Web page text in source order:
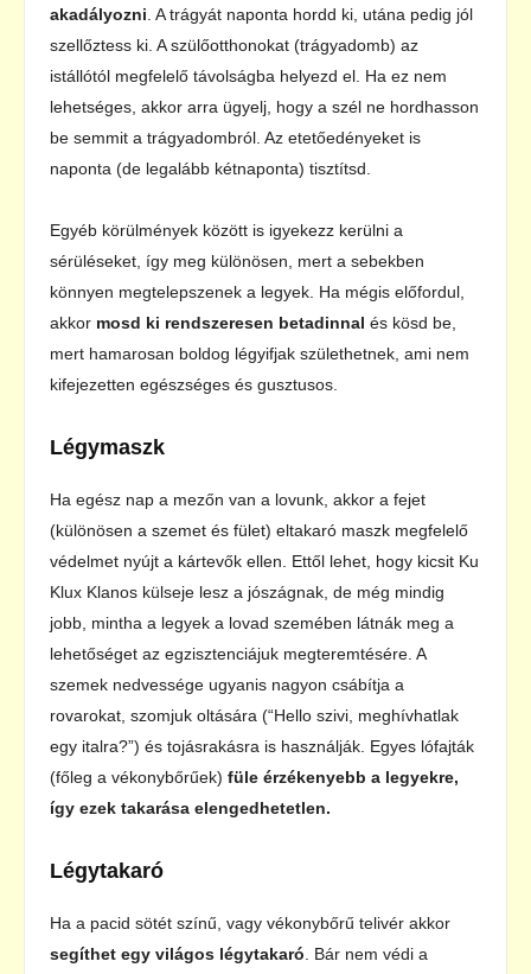
akadályozni. A trágyát naponta hordd ki, utána pedig jól
szellőztess ki. A szülőotthonokat (trágyadomb) az
istállótól megfelelő távolságba helyezd el. Ha ez nem
lehetséges, akkor arra ügyelj, hogy a szél ne hordhasson
be semmit a trágyadombról. Az etetőedényeket is
naponta (de legalább kétnaponta) tisztítsd.
Egyéb körülmények között is igyekezz kerülni a
sérüléseket, így meg különösen, mert a sebekben
könnyen megtelepszenek a legyek. Ha mégis előfordul,
akkor mosd ki rendszeresen betadinnal és kösd be,
mert hamarosan boldog légyifjak születhetnek, ami nem
kifejezetten egészséges és gusztusos.
Légymaszk
Ha egész nap a mezőn van a lovunk, akkor a fejet
(különösen a szemet és fület) eltakaró maszk megfelelő
védelmet nyújt a kártevők ellen. Ettől lehet, hogy kicsit Ku
Klux Klanos külseje lesz a jószágnak, de még mindig
jobb, mintha a legyek a lovad szemében látnák meg a
lehetőséget az egzisztenciájuk megteremtésére. A
szemek nedvessége ugyanis nagyon csábítja a
rovarokat, szomjuk oltására (“Hello szivi, meghívhatlak
egy italra?”) és tojásrakásra is használják. Egyes lófajták
(főleg a vékonybőrűek) füle érzékenyebb a legyekre,
így ezek takarása elengedhetetlen.
Légytakaró
Ha a pacid sötét színű, vagy vékonybőrű telivér akkor
segíthet egy világos légytakaró. Bár nem védi a